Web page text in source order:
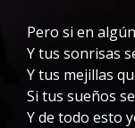
Pero si en
Y tus sonrisas
Y tus mejillas
Si tus sueños
Y de todo esto